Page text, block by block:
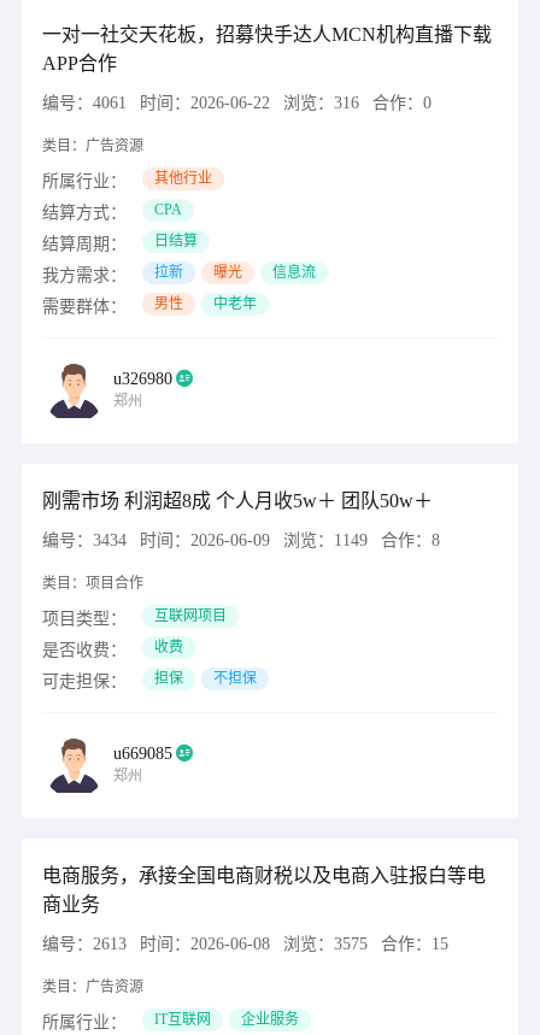
一对一社交天花板，招募快手达人MCN机构直播下载
APP合作
编号： 4061 时间： 2026-06-22 浏览： 316 合作： 0
类目： 广告资源
所属行业： 其他行业
结算方式： CPA
结算周期： 日结算
我方需求： 拉新 曝光 信息流
需要群体： 男性 中老年
u326980
郑州
刚需市场 利润超8成 个人月收5w＋ 团队50w＋
编号： 3434 时间： 2026-06-09 浏览： 1149 合作： 8
类目： 项目合作
项目类型： 互联网项目
是否收费： 收费
可走担保： 担保 不担保
u669085
郑州
电商服务，承接全国电商财税以及电商入驻报白等电
商业务
编号： 2613 时间： 2026-06-08 浏览： 3575 合作： 15
类目： 广告资源
所属行业： IT互联网 企业服务